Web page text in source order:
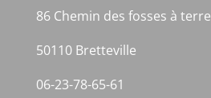
86 Chemin des fosses à terre
50110 Bretteville
06-23-78-65-61